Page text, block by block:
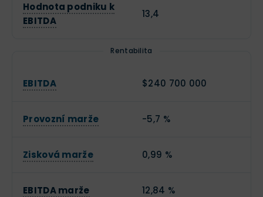
Hodnota podniku k
EBITDA
13,4
Rentabilita
EBITDA $240 700 000
Provozní marže -5,7 %
Zisková marže 0,99 %
EBITDA marže 12,84 %